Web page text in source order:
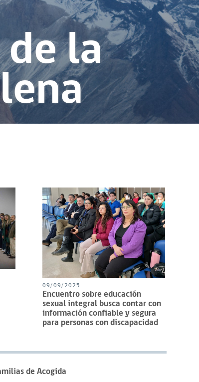
la
09/09/2025
Encuentro sobre educación
sexual integral busca contar con
información confiable y segura
para personas con discapacidad
de Acogida